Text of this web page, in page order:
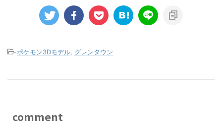
-ポケモン3Dモデル, グレンタウン
comment